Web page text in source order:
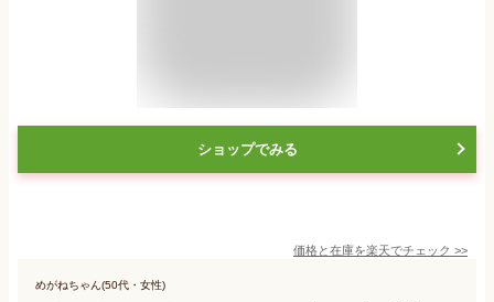
ショップでみる
価格と在庫を楽天でチェック >>
めがねちゃん(50代・女性)